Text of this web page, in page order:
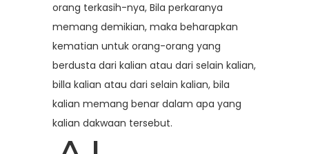
orang terkasih-nya, Bila perkaranya
memang demikian, maka beharapkan
kematian untuk orang-orang yang
berdusta dari kalian atau dari selain kalian,
billa kalian atau dari selain kalian, bila
kalian memang benar dalam apa yang
kalian dakwaan tersebut.